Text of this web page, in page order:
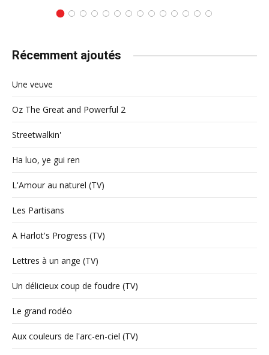
Récemment ajoutés
Une veuve
Oz The Great and Powerful 2
Streetwalkin'
Ha luo, ye gui ren
L'Amour au naturel (TV)
Les Partisans
A Harlot's Progress (TV)
Lettres à un ange (TV)
Un délicieux coup de foudre (TV)
Le grand rodéo
Aux couleurs de l'arc-en-ciel (TV)